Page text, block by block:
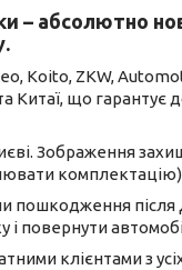
– абсолютно
Koito, ZKW,
що гарантує
Зображення
пошкодження після
повернути
клієнтами з усіх